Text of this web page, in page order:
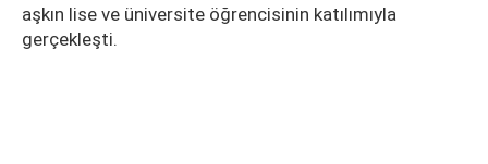
aşkın lise ve üniversite öğrencisinin katılımıyla
gerçekleşti.